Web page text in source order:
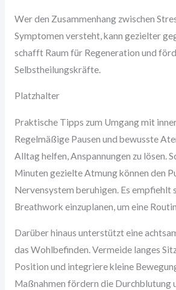
Wer den Zusammenhang zwischen
Symptomen versteht, kann gezielter
schafft Raum für Regeneration und
Selbstheilungskräfte.
Platzhalter
Praktische Tipps zum Umgang mit
Regelmäßige Pausen und bewusste
Alltag helfen, Anspannungen zu lösen.
Minuten gezielte Atmung können den
Nervensystem beruhigen. Es empfiehlt
Breathwork einzuplanen, um eine
Darüber hinaus unterstützt eine
das Wohlbefinden. Vermeide langes
Position und integriere kleine
Maßnahmen fördern die Durchblutung